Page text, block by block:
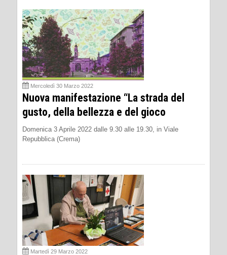
Mercoledì 30 Marzo 2022
Nuova manifestazione “La strada del
gusto, della bellezza e del gioco
Domenica 3 Aprile 2022 dalle 9.30 alle 19.30, in Viale
Repubblica (Crema)
Martedì 29 Marzo 2022